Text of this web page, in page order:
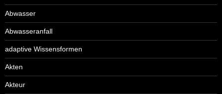
Abwasser
Abwasseranfall
adaptive Wissensformen
Akten
Akteur